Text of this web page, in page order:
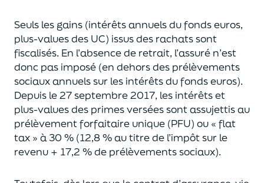
Seuls les gains (intérêts annuels du fonds euros,
plus-values des UC) issus des rachats sont
fiscalisés. En l’absence de retrait, l’assuré n’est
donc pas imposé (en dehors des prélèvements
sociaux annuels sur les intérêts du fonds euros).
Depuis le 27 septembre 2017, les intérêts et
plus-values des primes verséessont assujettis au
prélèvement forfaitaire unique (PFU) ou « flat
tax » à 30 % (12,8 % au titre de l’impôt sur le
revenu + 17,2 % de prélèvements sociaux).